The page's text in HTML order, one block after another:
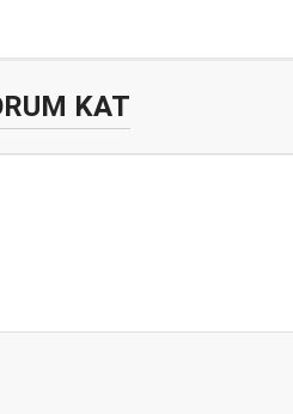
KAT